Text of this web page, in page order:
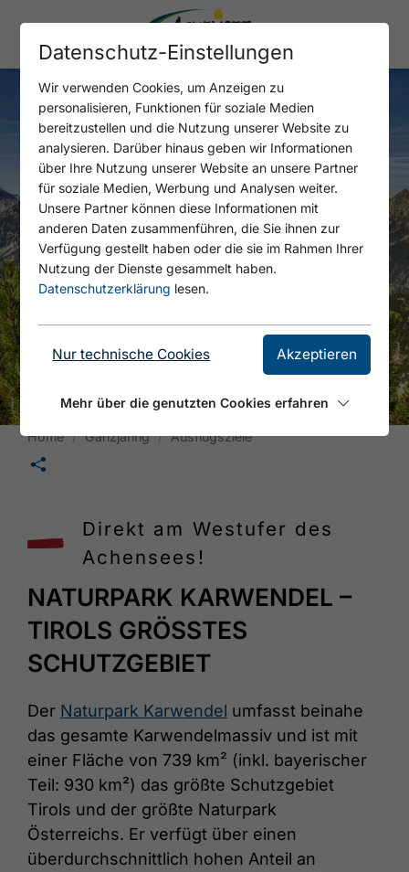
Home Ganzjährig Ausflugsziele
🛄
Direkt am Westufer des
Achensees!
NATURPARK KARWENDEL –
TIROLS GRÖSSTES S
CHUTZGEBIET
Der Naturpark Karwendel umfasst beinahe
das gesamte Karwendelmassiv und ist mit
einer Fläche von 739 km² (inkl. bayerischer
Teil: 930 km²) das größte Schutzgebiet
Tirols und der größte Naturpark
Österreichs. Er verfügt über einen
überdurchschnittlich hohen Anteil an
Datenschutz-Einstellungen
Wir verwenden Cookies, um Anzeigen zu
personalisieren, Funktionen für soziale Medien
bereitzustellen und die Nutzung unserer Website zu
analysieren. Darüber hinaus geben wir Informationen
über Ihre Nutzung unserer Website an unsere Partner
für soziale Medien, Werbung und Analysen weiter.
Unsere Partner können diese Informationen mit
anderen Daten zusammenführen, die Sie ihnen zur
Verfügung gestellt haben oder die sie im Rahmen Ihrer
Nutzung der Dienste gesammelt haben.
Datenschutzerklärung lesen.
Nur technische Cookies Akzeptieren
Mehr über die genutzten Cookies erfahren